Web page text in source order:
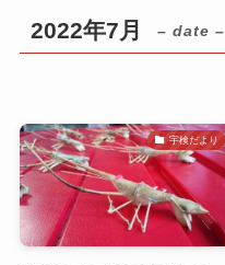
2022年7月 – date –
宇検だより